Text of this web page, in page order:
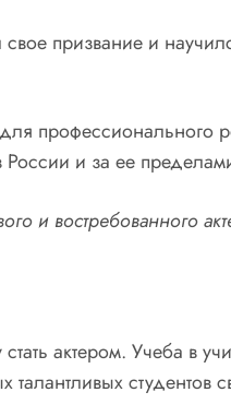
призвание и
профессионального
России и за ее
и востребованного
актером. Учеба в
студентов